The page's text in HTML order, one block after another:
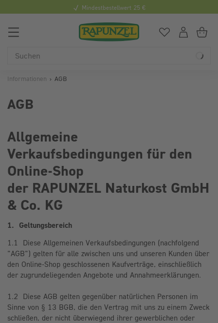
Mindestbestellwert 25 €
Du hast0
Informationen AGB
AGB
Allgemeine
Verkaufsbedingungen für den
Online-Shop
der RAPUNZEL Naturkost GmbH
& Co. KG
1. Geltungsbereich
1.1 Diese Allgemeinen Verkaufsbedingungen (nachfolgend
"AGB") gelten für alle zwischen uns und unseren Kunden über
den Online-Shop geschlossenen Kaufverträge, einschließlich
der zugrundeliegenden Angebote und Annahmeerklärungen.
1.2 Diese AGB gelten gegenüber natürlichen Personen im
Sinne von § 13 BGB, die den Vertrag mit uns zu einem Zweck
schließen, der nicht überwiegend ihrer gewerblichen oder